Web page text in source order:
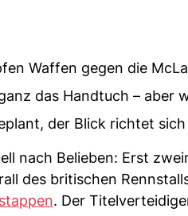
Waffen gegen die
das Handtuch – aber
der Blick richtet
nach Belieben: Erst
des britischen
. Der